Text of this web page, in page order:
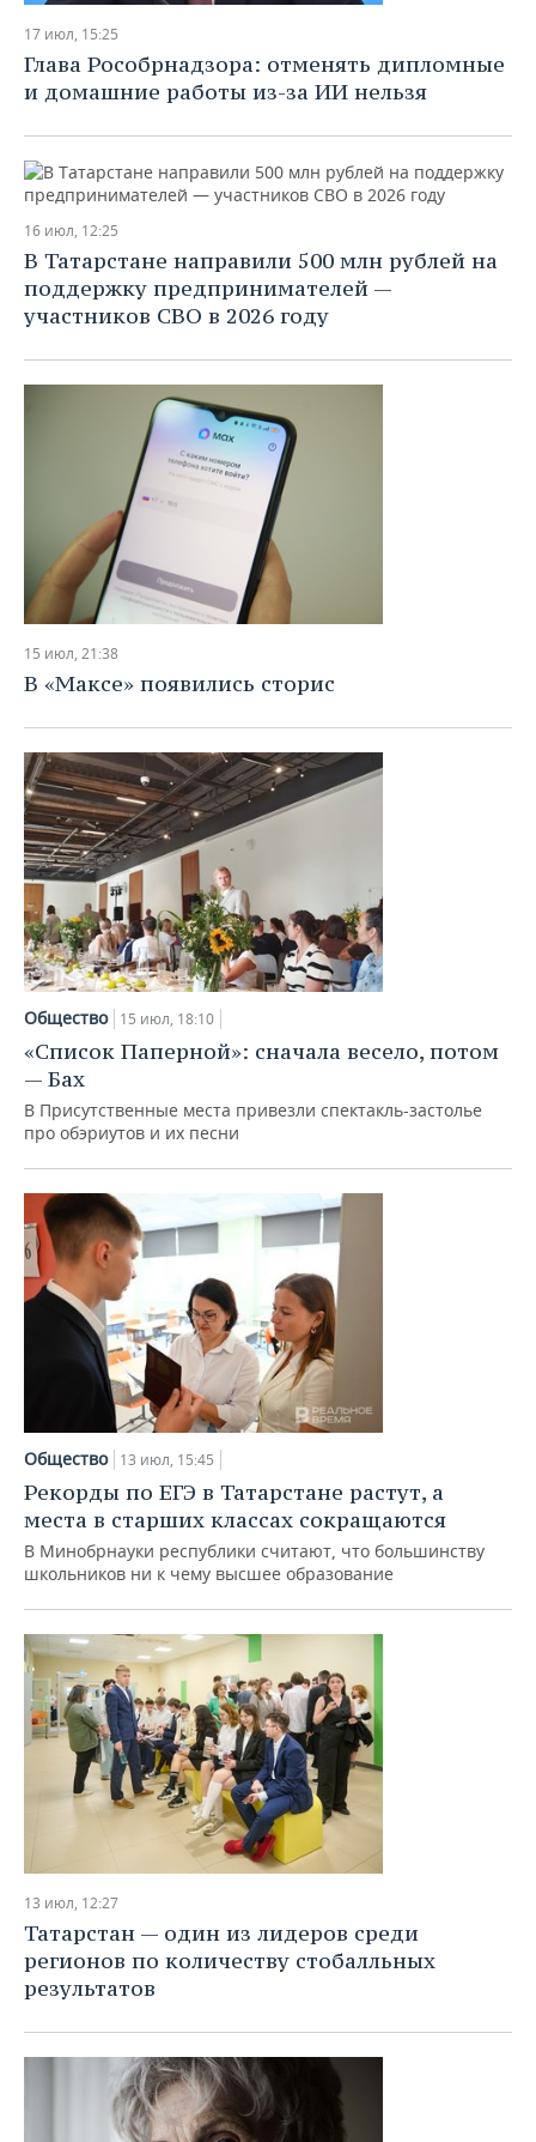
17 июл, 15:25
Глава Рособрнадзора: отменять дипломные
и домашние работы из-за ИИ нельзя
16 июл, 12:25
В Татарстане направили 500 млн рублей на
поддержку предпринимателей —
участников СВО в 2026 году
15 июл, 21:38
В «Максе» появились сторис
Общество 15 июл, 18:10
«Список Паперной»: сначала весело, потом
— Бах
В Присутственные места привезли спектакль-застолье
про обэриутов и их песни
Общество 13 июл, 15:45
Рекорды по ЕГЭ в Татарстане растут, а
места в старших классах сокращаются
В Минобрнауки республики считают, что большинству
школьников ни к чему высшее образование
13 июл, 12:27
Татарстан — один из лидеров среди
регионов по количеству стобалльных
результатов